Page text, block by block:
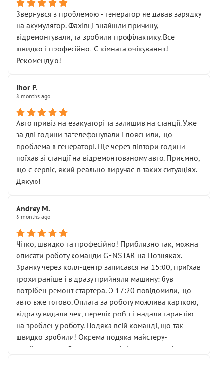
послуга. Тим більше, я був поруч і жодної реальної
діагностики ходової не проводилось. Після
зауваження гроші за цю “послугу” повернули, що
лише підтвердило мою правоту.
Але головне — я виїжджаю з боксу, і скрип у гальмах
залишився таким самим, як і був. Тобто оплачена
Далі ситуація тільки погіршилась:
• сказали, що тепер “потрібно знімати колеса”
• що біля авто стояти вже не можна
• почали озвучувати купу додаткових робіт без
чіткого пояснення
( ну все зняли та доробили) дякую!
Окремий момент, який виглядає абсурдно:
мені заявили, що бачок гальмівної рідини потрібно
міняти разом із головним гальмівним циліндром у
Для людини, яка хоча б трохи розуміється на техніці,
це звучить як мінімум непрофесійно, а як максимум —
спроба продати дорогий вузол замість елементарних
ущільнювачів.
Що прикро — це не перший мій візит. Раніше міняв у
вас стартер, і тоді сервіс наче справив хороше
враження. Але згодом знайшов декілька гайок під
лобовим склом. Мені пояснили, що це “старі гайки, які
відкручували”, і попросили не хвилюватися. ( надіюсь
новий власник, не застяг в полі))
Але після нинішнього візиту такі дрібниці вже не
здаються дрібницями.
Я — клієнт, який працює на довірі, і саме її цей сервіс
Звернувся з проблемою - генератор не давав зарядку
на акумулятор. Фахівці знайшли причину,
відремонтували, та зробили профілактику. Все
швидко і професійно! Є кімната очікування!
Рекомендую!
Ihor P.
8 months ago
Авто привіз на евакуаторі та залишив на станції. Уже
за дві години зателефонували і пояснили, що
проблема в генераторі. Ще через півтори години
поїхав зі станції на відремонтованому авто. Приємно,
що є сервіс, який реально виручає в таких ситуаціях.
Дякую!
Andrey M.
8 months ago
Чітко, швидко та професійно! Приблизно так, можна
описати роботу команди GENSTAR на Позняках.
Зранку через колл-центр записався на 15:00, приїхав
трохи раніше і відразу прийняли машину: був
потрібен ремонт стартера. О 17:20 повідомили, що
авто вже готово. Оплата за роботу можлива карткою,
відразу видали чек, перелік робіт і надали гарантію
на зроблену роботу. Подяка всій команді, що так
швидко зробили! Окрема подяка майстеру-
приймальнику Олександру: всі чітко та по суті.